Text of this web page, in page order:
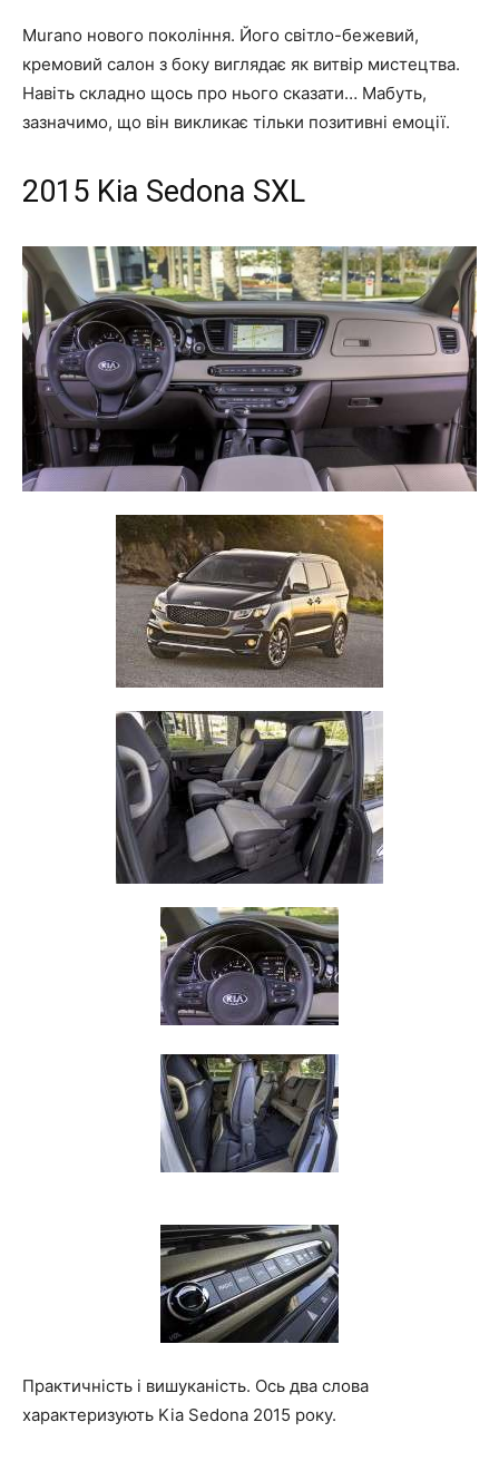
Murano нового покоління. Його світло-бежевий,
кремовий салон з боку виглядає як витвір мистецтва.
Навіть складно щось про нього сказати… Мабуть,
зазначимо, що він викликає тільки позитивні емоції.
2015 Kia Sedona SXL
Практичність і вишуканість. Ось два слова
характеризують Kia Sedona 2015 року.